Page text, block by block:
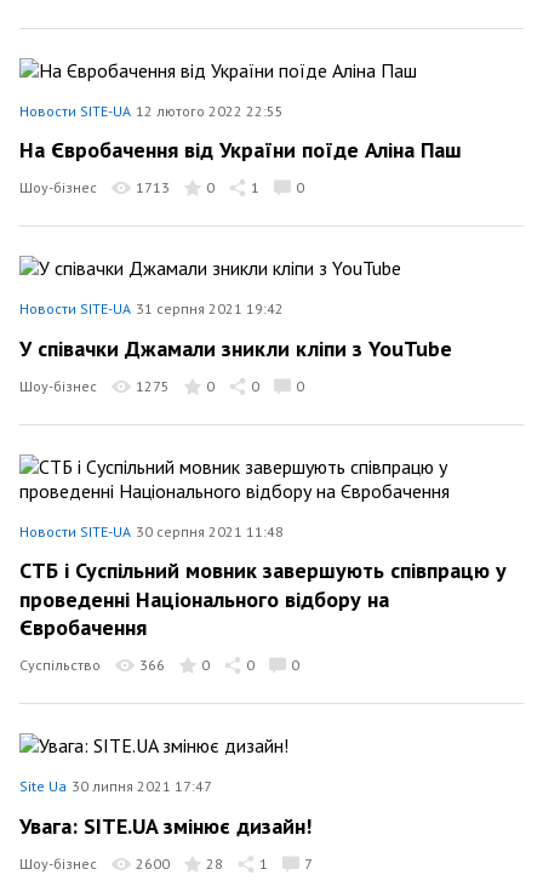
Новости SITE-UA 12 лютого 2022 22:55
На Євробачення від України поїде Аліна Паш
Шоу-бізнес 1713 0 1 0
Новости SITE-UA 31 серпня 2021 19:42
У співачки Джамали зникли кліпи з YouTube
Шоу-бізнес 1275 0 0 0
Новости SITE-UA 30 серпня 2021 11:48
СТБ і Суспільний мовник завершують співпрацю у
проведенні Національного відбору на
Євробачення
Суспільство 366 0 0 0
Site Ua 30 липня 2021 17:47
Увага: SITE.UA змінює дизайн!
Шоу-бізнес 2600 28 1 7